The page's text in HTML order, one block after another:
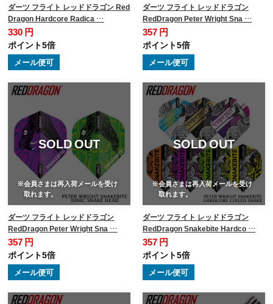
ダーツ フライト レッドドラゴン Red
Dragon Hardcore Radica …
330 円
ポイント5倍
メール便可
ダーツ フライト レッドドラゴン
RedDragon Peter Wright Sna …
357 円
ポイント5倍
メール便可
SOLD OUT
※会員さまは再入荷メールを受け
取れます。
ダーツ フライト レッドドラゴン
RedDragon Peter Wright Sna …
357 円
ポイント5倍
メール便可
SOLD OUT
※会員さまは再入荷メールを受け
取れます。
ダーツ フライト レッドドラゴン
RedDragon Snakebite Hardco …
357 円
ポイント5倍
メール便可